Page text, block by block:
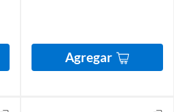
Agregar